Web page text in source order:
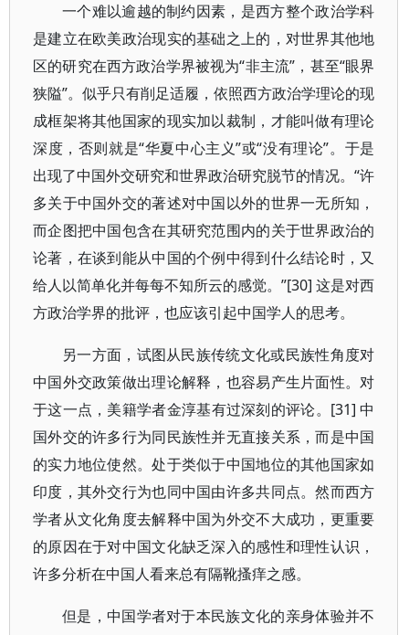
一个难以逾越的制约因素，是西方整个政治学科
是建立在欧美政治现实的基础之上的，对世界其他地
区的研究在西方政治学界被视为“非主流”，甚至“眼界
狭隘”。似乎只有削足适履，依照西方政治学理论的现
成框架将其他国家的现实加以裁制，才能叫做有理论
深度，否则就是“华夏中心主义”或“没有理论”。于是
出现了中国外交研究和世界政治研究脱节的情况。“许
多关于中国外交的著述对中国以外的世界一无所知，
而企图把中国包含在其研究范围内的关于世界政治的
论著，在谈到能从中国的个例中得到什么结论时，又
给人以简单化并每每不知所云的感觉。”[30] 这是对西
方政治学界的批评，也应该引起中国学人的思考。
另一方面，试图从民族传统文化或民族性角度对
中国外交政策做出理论解释，也容易产生片面性。对
于这一点，美籍学者金淳基有过深刻的评论。[31] 中
国外交的许多行为同民族性并无直接关系，而是中国
的实力地位使然。处于类似于中国地位的其他国家如
印度，其外交行为也同中国由许多共同点。然而西方
学者从文化角度去解释中国为外交不大成功，更重要
的原因在于对中国文化缺乏深入的感性和理性认识，
许多分析在中国人看来总有隔靴搔痒之感。
但是，中国学者对于本民族文化的亲身体验并不